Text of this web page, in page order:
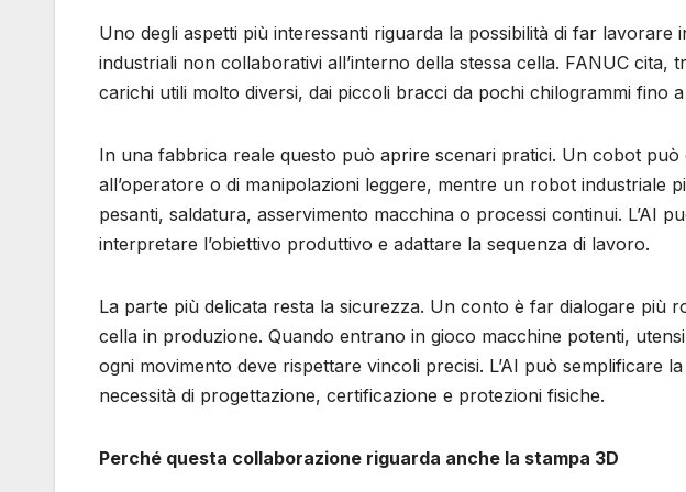
Uno degli aspetti più interessanti riguarda la possibilità di far
industriali non collaborativi all’interno della stessa cella. FANUC cita,
carichi utili molto diversi, dai piccoli bracci da pochi chilogrammi fino
In una fabbrica reale questo può aprire scenari pratici. Un cobot
all’operatore o di manipolazioni leggere, mentre un robot industriale
pesanti, saldatura, asservimento macchina o processi continui. L’AI
interpretare l’obiettivo produttivo e adattare la sequenza di lavoro.
La parte più delicata resta la sicurezza. Un conto è far dialogare più
cella in produzione. Quando entrano in gioco macchine potenti,
ogni movimento deve rispettare vincoli precisi. L’AI può semplificare
necessità di progettazione, certificazione e protezioni fisiche.
Perché questa collaborazione riguarda anche la stampa 3D